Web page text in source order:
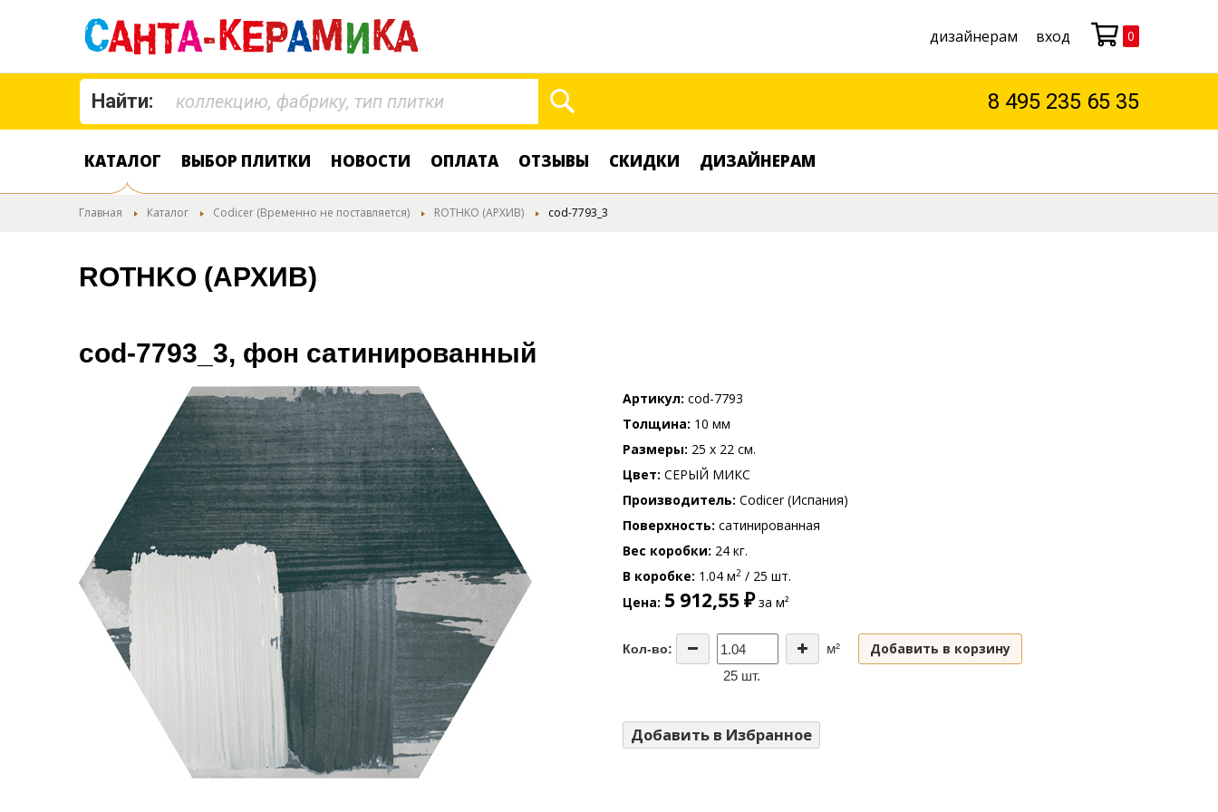
дизайнерам вход Моя корзина
0
Найти: 8 495 235 65 35
КАТАЛОГ ВЫБОР ПЛИТКИ НОВОСТИ ОПЛАТА ОТЗЫВЫ СКИДКИ ДИЗАЙНЕРАМ
Главная Каталог Codicer (Временно не поставляется) ROTHKO (АРХИВ) cod-7793_3
ROTHKO (АРХИВ)
cod-7793_3, фон сатинированный
Артикул cod-7793
Толщина 10 мм
Размеры 25 x 22 см.
Цвет СЕРЫЙ МИКС
Производитель Codicer (Испания)
Поверхность сатинированная
Вес коробки 24 кг.
В коробке 1.04 м2 / 25 шт.
Цена 5 912,55 ₽за м²
Кол-во:
м²
25 шт.
Добавить в корзину
Добавить в Избранное